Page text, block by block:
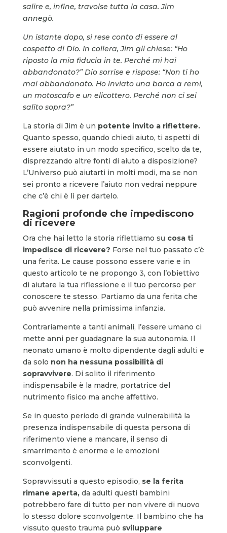
salire e, infine, travolse tutta la casa. Jim
annegò.
Un istante dopo, si rese conto di essere al
cospetto di Dio. In collera, Jim gli chiese: “Ho
riposto la mia fiducia in te. Perché mi hai
abbandonato?” Dio sorrise e rispose: “Non ti ho
mai abbandonato. Ho inviato una barca a remi,
un motoscafo e un elicottero. Perché non ci sei
salito sopra?”
La storia di Jim è un potente invito a riflettere.
Quanto spesso, quando chiedi aiuto, ti aspetti di
essere aiutato in un modo specifico, scelto da te,
disprezzando altre fonti di aiuto a disposizione?
L’Universo può aiutarti in molti modi, ma se non
sei pronto a ricevere l’aiuto non vedrai neppure
che c’è chi è lì per dartelo.
Ragioni profonde che impediscono
di ricevere
Ora che hai letto la storia riflettiamo su cosa ti
impedisce di ricevere? Forse nel tuo passato c’è
una ferita. Le cause possono essere varie e in
questo articolo te ne propongo 3, con l’obiettivo
di aiutare la tua riflessione e il tuo percorso per
conoscere te stesso. Partiamo da una ferita che
può avvenire nella primissima infanzia.
Contrariamente a tanti animali, l’essere umano ci
mette anni per guadagnare la sua autonomia. Il
neonato umano è molto dipendente dagli adulti e
da solo non ha nessuna possibilità di
sopravvivere. Di solito il riferimento
indispensabile è la madre, portatrice del
nutrimento fisico ma anche affettivo.
Se in questo periodo di grande vulnerabilità la
presenza indispensabile di questa persona di
riferimento viene a mancare, il senso di
smarrimento è enorme e le emozioni
sconvolgenti.
Sopravvissuti a questo episodio, se la ferita
rimane aperta, da adulti questi bambini
potrebbero fare di tutto per non vivere di nuovo
lo stesso dolore sconvolgente. Il bambino che ha
vissuto questo trauma può sviluppare